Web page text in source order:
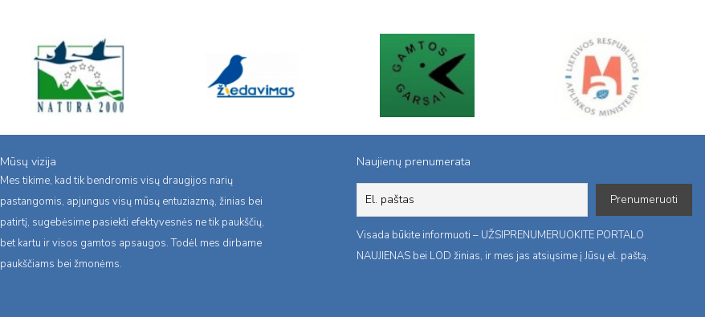
Mūsų vizija
Mes tikime, kad tik bendromis visų draugijos narių
pastangomis, apjungus visų mūsų entuziazmą, žinias bei
patirtį, sugebėsime pasiekti efektyvesnės ne tik paukščių,
bet kartu ir visos gamtos apsaugos. Todėl mes dirbame
paukščiams bei žmonėms.
Naujienų prenumerata
Visada būkite informuoti – UŽSIPRENUMERUOKITE PORTALO
NAUJIENAS bei LOD žinias, ir mes jas atsiųsime į Jūsų el. paštą.